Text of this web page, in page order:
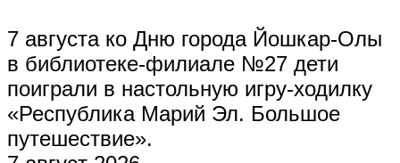
7 августа ко Дню города Йошкар-Олы
в библиотеке-филиале №27 дети
поиграли в настольную игру-ходилку
«Республика Марий Эл. Большое
путешествие».